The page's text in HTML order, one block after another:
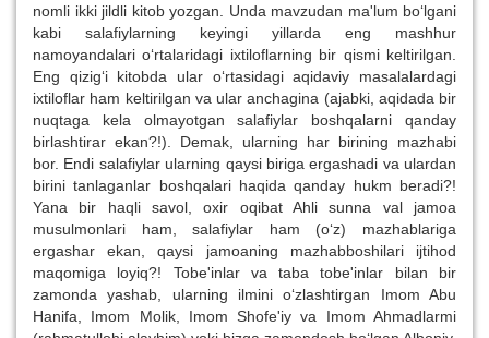
nomli ikki jildli kitob yozgan. Unda mavzudan ma'lum bo‘lgani
kabi salafiylarning keyingi yillarda eng mashhur
namoyandalari o‘rtalaridagi ixtiloflarning bir qismi keltirilgan.
Eng qizig‘i kitobda ular o‘rtasidagi aqidaviy masalalardagi
ixtiloflar ham keltirilgan va ular anchagina (ajabki, aqidada bir
nuqtaga kela olmayotgan salafiylar boshqalarni qanday
birlashtirar ekan?!). Demak, ularning har birining mazhabi
bor. Endi salafiylar ularning qaysi biriga ergashadi va ulardan
birini tanlaganlar boshqalari haqida qanday hukm beradi?!
Yana bir haqli savol, oxir oqibat Ahli sunna val jamoa
musulmonlari ham, salafiylar ham (o‘z) mazhablariga
ergashar ekan, qaysi jamoaning mazhabboshilari ijtihod
maqomiga loyiq?! Tobe'inlar va taba tobe'inlar bilan bir
zamonda yashab, ularning ilmini o‘zlashtirgan Imom Abu
Hanifa, Imom Molik, Imom Shofe'iy va Imom Ahmadlarmi